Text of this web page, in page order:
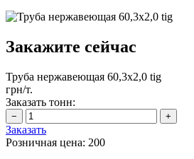
Закажите сейчас
Труба нержавеющая 60,3х2,0 tig
грн/т.
Заказать тонн:
Заказать
Розничная цена: 200